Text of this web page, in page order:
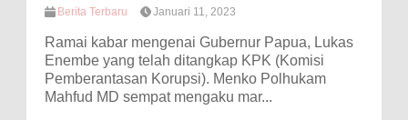
Berita Terbaru Januari 11, 2023
Ramai kabar mengenai Gubernur Papua, Lukas
Enembe yang telah ditangkap KPK (Komisi
Pemberantasan Korupsi). Menko Polhukam
Mahfud MD sempat mengaku mar...